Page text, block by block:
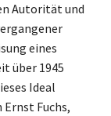
Autorität und
eines
über 1945
Ideal
Fuchs,